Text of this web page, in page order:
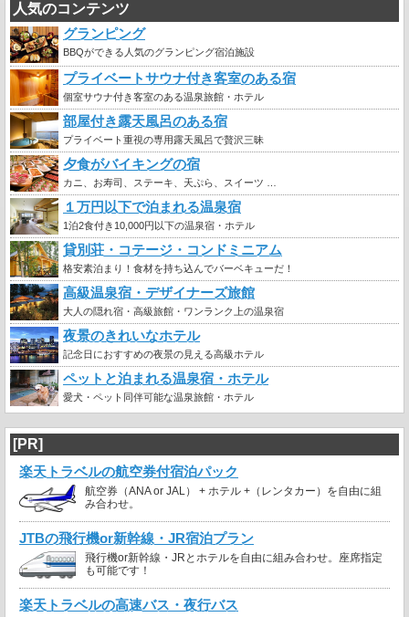
人気のコンテンツ
グランピング
BBQができる人気のグランピング宿泊施設
プライベートサウナ付き客室のある宿
個室サウナ付き客室のある温泉旅館・ホテル
部屋付き露天風呂のある宿
プライベート重視の専用露天風呂で贅沢三昧
夕食がバイキングの宿
カニ、お寿司、ステーキ、天ぷら、スイーツ …
１万円以下で泊まれる温泉宿
1泊2食付き10,000円以下の温泉宿・ホテル
貸別荘・コテージ・コンドミニアム
格安素泊まり！食材を持ち込んでバーベキューだ！
高級温泉宿・デザイナーズ旅館
大人の隠れ宿・高級旅館・ワンランク上の温泉宿
夜景のきれいなホテル
記念日におすすめの夜景の見える高級ホテル
ペットと泊まれる温泉宿・ホテル
愛犬・ペット同伴可能な温泉旅館・ホテル
[PR]
楽天トラベルの航空券付宿泊パック
航空券（ANA or JAL） + ホテル +（レンタカー）を自由に組
み合わせ。
JTBの飛行機or新幹線・JR宿泊プラン
飛行機or新幹線・JRとホテルを自由に組み合わせ。座席指定
も可能です！
楽天トラベルの高速バス・夜行バス